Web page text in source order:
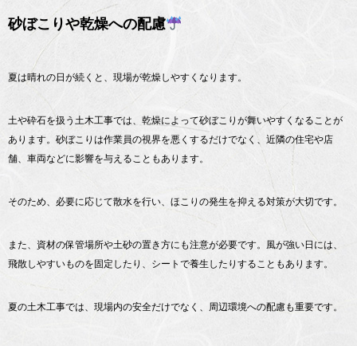
砂ぼこりや乾燥への配慮
夏は晴れの日が続くと、現場が乾燥しやすくなります。
土や砕石を扱う土木工事では、乾燥によって砂ぼこりが舞いやすくなることが
あります。砂ぼこりは作業員の視界を悪くするだけでなく、近隣の住宅や店
舗、車両などに影響を与えることもあります。
そのため、必要に応じて散水を行い、ほこりの発生を抑える対策が大切です。
また、資材の保管場所や土砂の置き方にも注意が必要です。風が強い日には、
飛散しやすいものを固定したり、シートで養生したりすることもあります。
夏の土木工事では、現場内の安全だけでなく、周辺環境への配慮も重要です。